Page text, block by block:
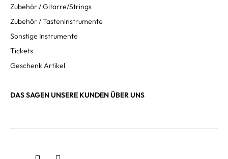
Zubehör / Gitarre/Strings
Zubehör / Tasteninstrumente
Sonstige Instrumente
Tickets
Geschenk Artikel
DAS SAGEN UNSERE KUNDEN ÜBER UNS